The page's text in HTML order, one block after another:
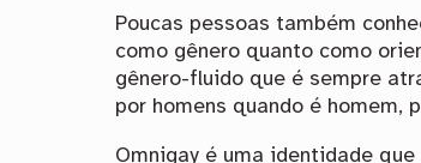
Poucas pessoas também
como gênero quanto como
gênero-fluido que é sempre
por homens quando é homem,
Omnigay é uma identidade